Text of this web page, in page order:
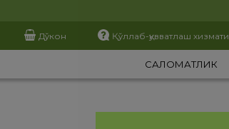
Дўкон Қўллаб-қувватлаш хизмати
САЛОМАТЛИК